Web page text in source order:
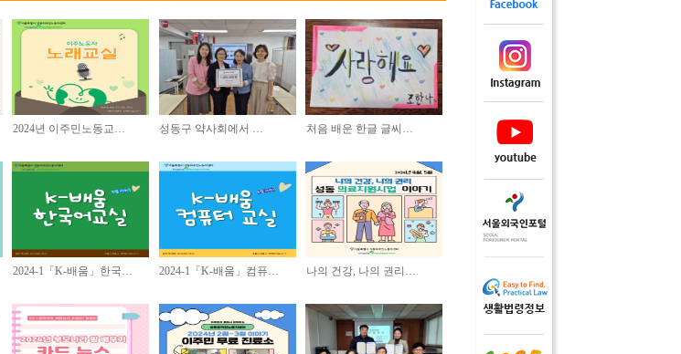
2024년 이주민노동교… 성동구 약사회에서 … 처음 배운 한글 글씨…
2024-1「K-배움」한국… 2024-1「K-배움」컴퓨… 나의 건강, 나의 권리…